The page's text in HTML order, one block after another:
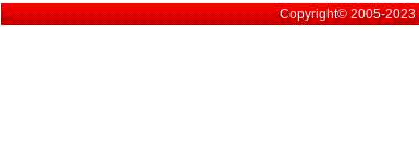
Copyright© 2005-2023